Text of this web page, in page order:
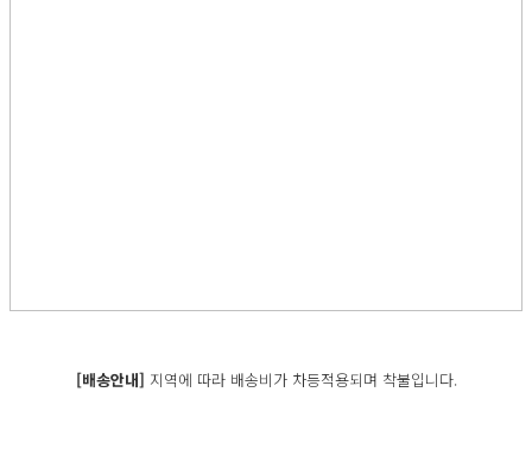
[배송안내] 지역에 따라 배송비가 차등적용되며 착불입니다.